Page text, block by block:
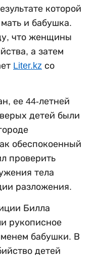
которой
и бабушка.
что женщины
а затем
Liter.kz со
ее 44-летней
детей были
обеспокоенный
проверить
тела
разложения.
Билла
рукописное
бабушки. В
детей